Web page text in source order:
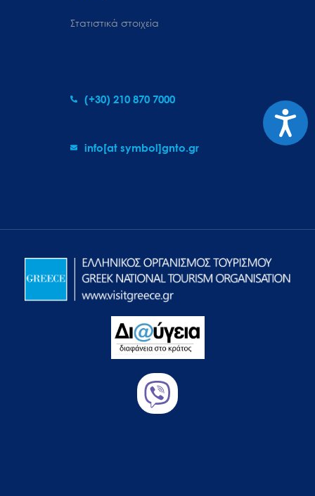
Στατιστικά στοιχεία
(+30) 210 870 7000
info[at symbol]gnto.gr